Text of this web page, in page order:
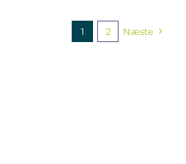
1 2 Næste